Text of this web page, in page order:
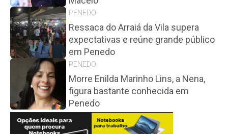
PENEDO
Ressaca do Arraiá da Vila supera
expectativas e reúne grande público
em Penedo
PENEDO
Morre Enilda Marinho Lins, a Nena,
figura bastante conhecida em
Penedo